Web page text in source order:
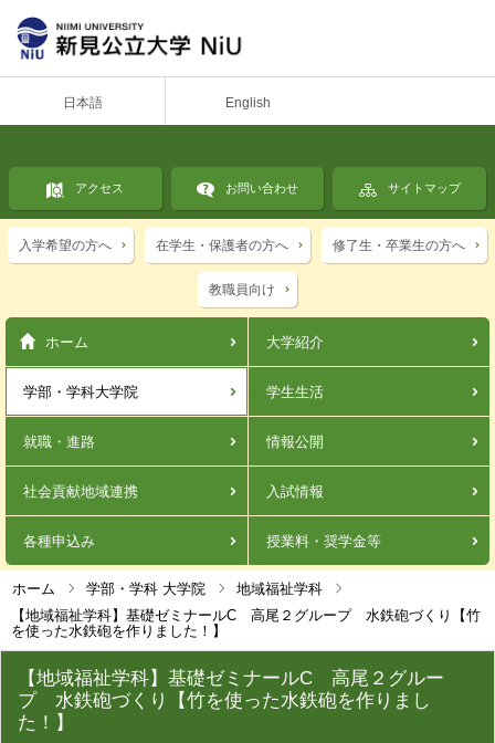
日本語 English
アクセス お問い合わせ サイトマップ
入学希望の方へ 在学生・保護者の方へ 修了生・卒業生の方へ
教職員向け
ホーム 大学紹介
学部・学科大学院 学生生活
就職・進路 情報公開
社会貢献地域連携 入試情報
各種申込み 授業料・奨学金等
ホーム 学部・学科 大学院
地域福祉学科
【地域福祉学科】基礎ゼミナールC 高尾２グループ 水鉄砲づくり【竹
を使った水鉄砲を作りました！】
【地域福祉学科】基礎ゼミナールC 高尾２グルー
プ 水鉄砲づくり【竹を使った水鉄砲を作りまし
た！】